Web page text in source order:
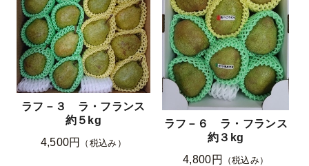
ラフ－３ ラ・フランス
約５kg
4,500円
（税込み）
ラフ－６ ラ・フランス
約３kg
4,800円
（税込み）